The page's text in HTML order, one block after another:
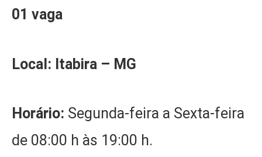
01 vaga
Local: Itabira – MG
Horário: Segunda-feira a Sexta-feira
de 08:00 h às 19:00 h.